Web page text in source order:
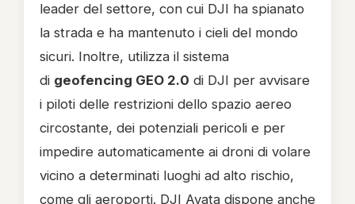
leader del settore, con cui DJI ha spianato
la strada e ha mantenuto i cieli del mondo
sicuri. Inoltre, utilizza il sistema
di geofencing GEO 2.0 di DJI per avvisare
i piloti delle restrizioni dello spazio aereo
circostante, dei potenziali pericoli e per
impedire automaticamente ai droni di volare
vicino a determinati luoghi ad alto rischio,
come gli aeroporti. DJI Avata dispone anche